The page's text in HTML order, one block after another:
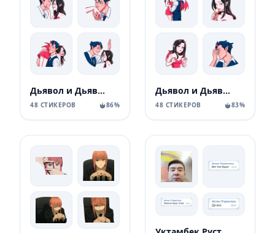
Дьявол и Дьяволица
48 СТИКЕРОВ 86%
Дьявол и Дьяволица
48 СТИКЕРОВ 83%